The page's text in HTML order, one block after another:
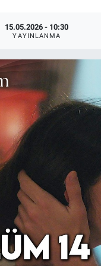
15.05.2026 - 10:30
YAYINLANMA